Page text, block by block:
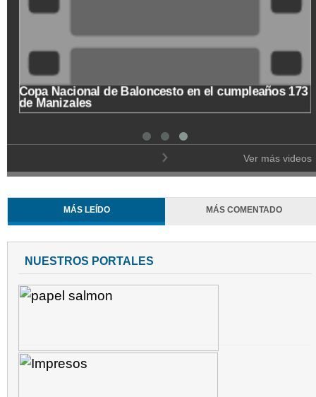
Copa Nacional de Baloncesto en el cumpleaños 173
de Manizales
Ver más videos
MÁS LEÍDO MÁS COMENTADO
NUESTROS PORTALES